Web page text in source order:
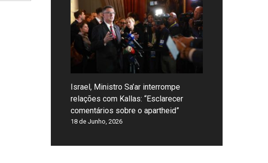
Israel, Ministro Sa’ar interrompe
relações com Kallas: “Esclarecer
comentários sobre o apartheid”
18 de Junho, 2026